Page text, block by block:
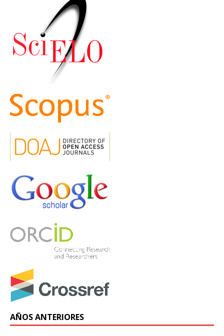
AÑOS ANTERIORES